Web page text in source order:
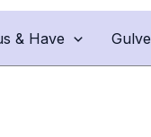
& Have Gulve